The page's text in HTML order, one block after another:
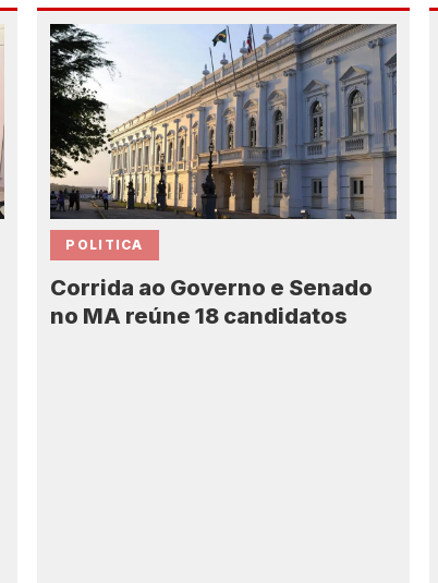
POLITICA
Corrida ao Governo e Senado
no MA reúne 18 candidatos